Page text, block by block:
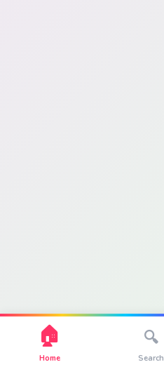
🏠
Home
🔍
Search